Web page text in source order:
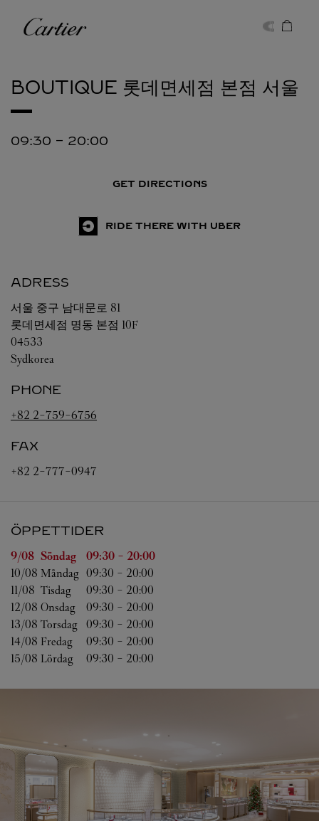
Cartier
BOUTIQUE 롯데면세점 본점 서울
09:30 - 20:00
GET DIRECTIONS
RIDE THERE WITH UBER
ADRESS
서울 중구 남대문로 81
롯데면세점 명동 본점 10F
04533
Sydkorea
PHONE
+82 2-759-6756
FAX
+82 2-777-0947
ÖPPETTIDER
VeckodagÖppettider
9/08 Söndag 09:30 - 20:00
10/08 Måndag 09:30 - 20:00
11/08 Tisdag 09:30 - 20:00
12/08 Onsdag 09:30 - 20:00
13/08 Torsdag 09:30 - 20:00
14/08 Fredag 09:30 - 20:00
15/08 Lördag 09:30 - 20:00